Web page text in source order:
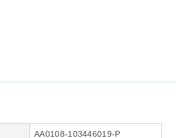
AA0108-103446019-P